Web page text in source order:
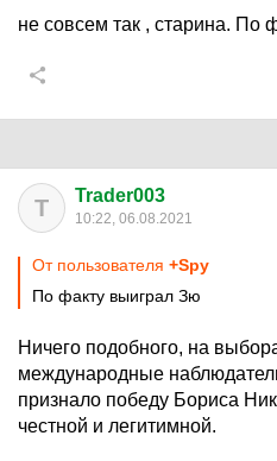
не совсем так , старина. По
T Trader003
10:22, 06.08.2021
От пользователя +Spy
По факту выиграл Зю
Ничего подобного, на
международные
признало победу Бориса
честной и легитимной.